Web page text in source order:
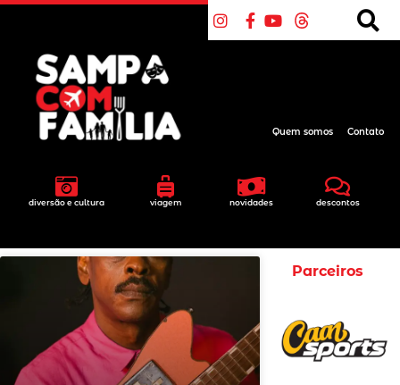
diversão e cultura viagem novidades descontos
Quem somos Contato
Parceiros